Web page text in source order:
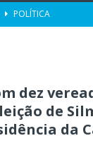
POLÍTICA
realiza palestras
dos encontros
Pessoa com
dez
de
da